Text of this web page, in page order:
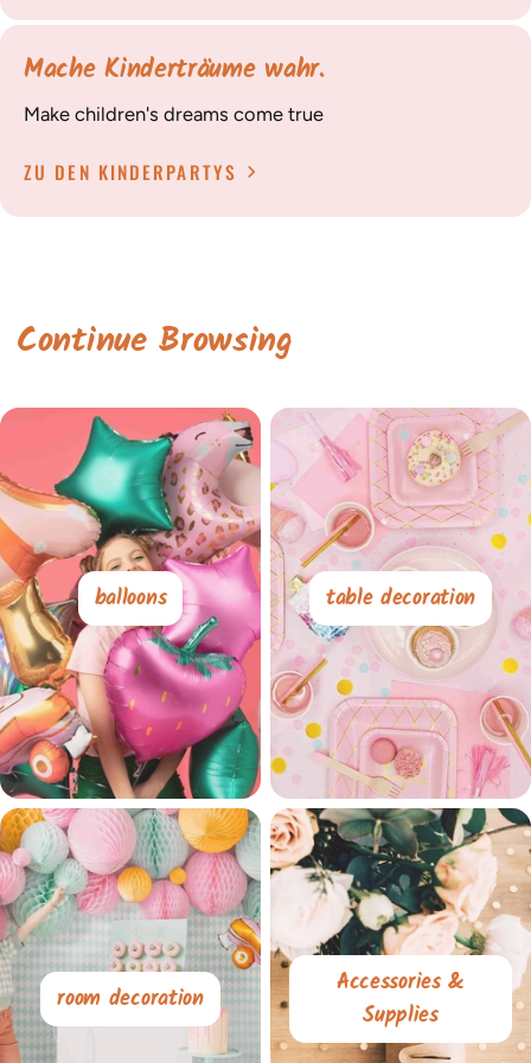
Mache Kinderträume wahr.
Make children's dreams come true
ZU DEN KINDERPARTYS
Continue Browsing
balloons table decoration
room decoration
Accessories &
Supplies